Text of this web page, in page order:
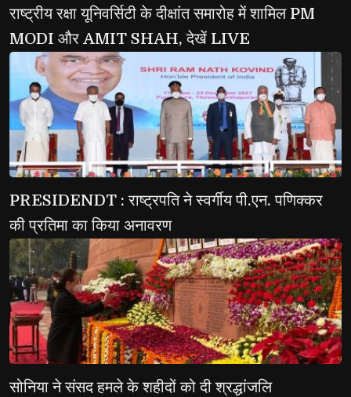
राष्ट्रीय रक्षा यूनिवर्सिटी के दीक्षांत समारोह में शामिल PM
MODI और AMIT SHAH, देखें LIVE
PRESIDENDT : राष्ट्रपति ने स्वर्गीय पी.एन. पणिक्कर
की प्रतिमा का किया अनावरण
सोनिया ने संसद हमले के शहीदों को दी श्रद्धांजलि